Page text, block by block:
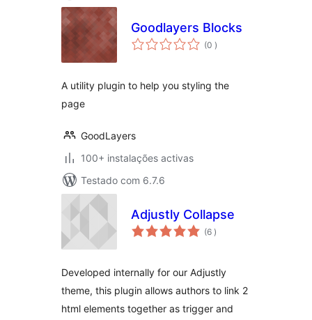
Goodlayers Blocks
(0 classificações
)
A utility plugin to help you styling the
page
GoodLayers
100+ instalações activas
Testado com 6.7.6
Adjustly Collapse
(6 classificações
)
Developed internally for our Adjustly
theme, this plugin allows authors to link 2
html elements together as trigger and